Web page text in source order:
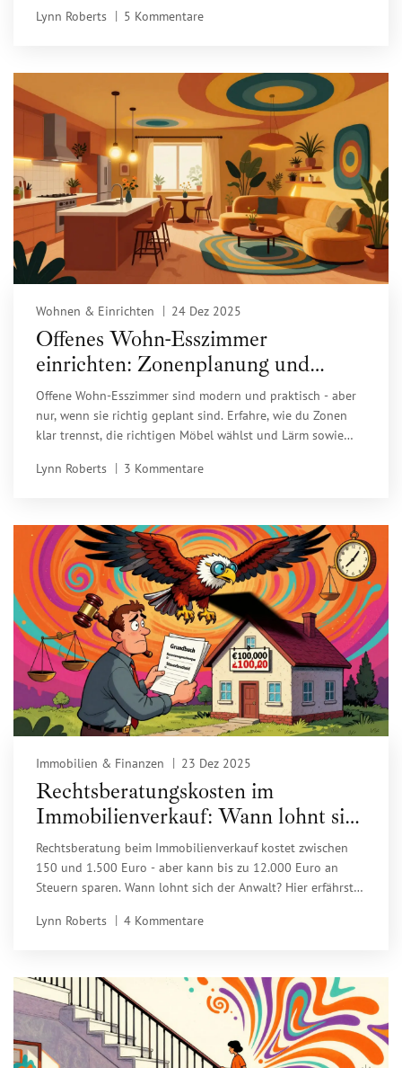
helfen.
Lynn Roberts 5 Kommentare
Wohnen & Einrichten 24 Dez 2025
Offenes Wohn-Esszimmer
einrichten: Zonenplanung und
Möbel für mehr Platz und Komfort
Offene Wohn-Esszimmer sind modern und praktisch - aber
nur, wenn sie richtig geplant sind. Erfahre, wie du Zonen
klar trennst, die richtigen Möbel wählst und Lärm sowie
Lynn Roberts
3 Kommentare
Immobilien & Finanzen 23 Dez 2025
Rechtsberatungskosten im
Immobilienverkauf: Wann lohnt sich
der Anwalt?
Rechtsberatung beim Immobilienverkauf kostet zwischen
150 und 1.500 Euro - aber kann bis zu 12.000 Euro an
Steuern sparen. Wann lohnt sich der Anwalt? Hier erfährst
richtig auswählst.
Lynn Roberts 4 Kommentare